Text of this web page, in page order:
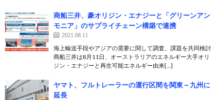
商船三井、豪オリジン・エナジーと「グリーンアン
モニア」のサプライチェーン構築で連携
2021.08.11
海上輸送手段やアジアの需要に関して調査、課題を共同検討
商船三井は8月11日、オーストラリアのエネルギー大手オリ
ジン・エナジーと再生可能エネルギー由来[…]
ヤマト、フルトレーラーの運行区間を関東～九州に
延長